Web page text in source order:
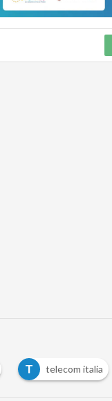
T telecom italia